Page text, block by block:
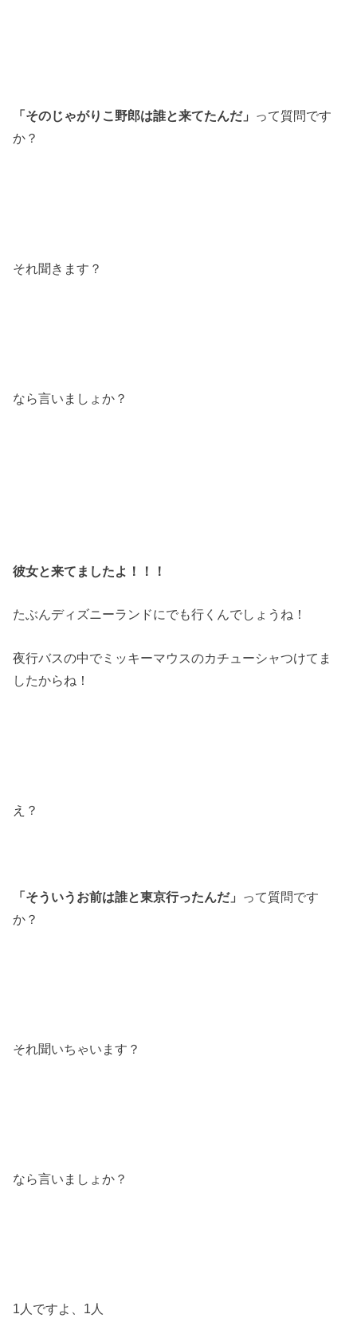
「そのじゃがりこ野郎は誰と来てたんだ」 って質問です
か？
それ聞きます？
なら言いましょか？
彼女と来てましたよ！！！
たぶんディズニーランドにでも行くんでしょうね！
夜行バスの中でミッキーマウスのカチューシャつけてま
したからね！
え？
「そういうお前は誰と東京行ったんだ」 って質問です
か？
それ聞いちゃいます？
なら言いましょか？
1人ですよ、1人